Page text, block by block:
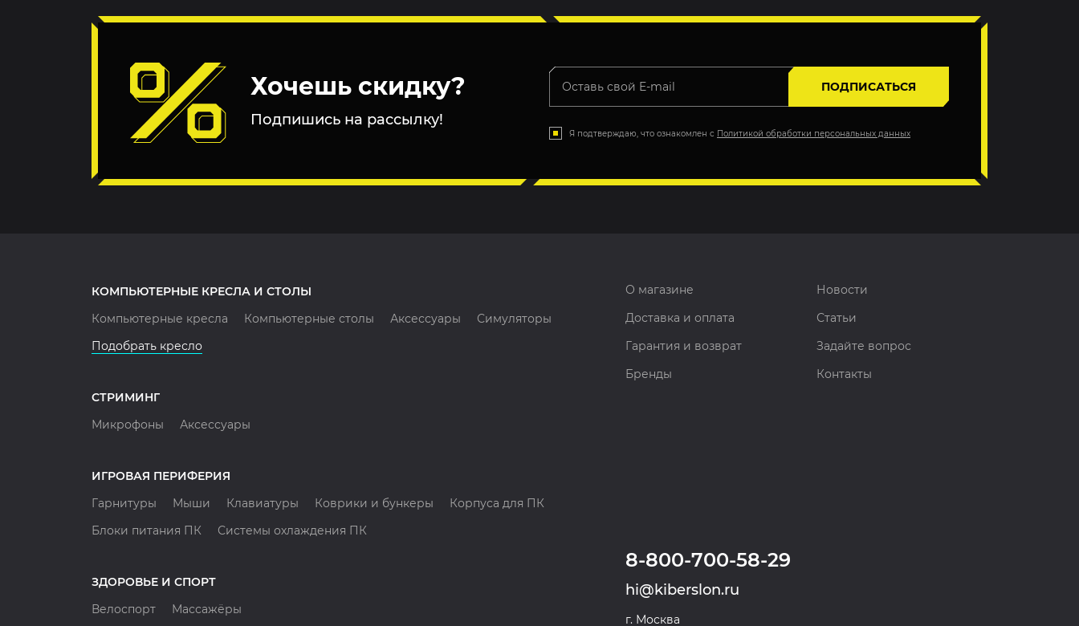
Хочешь скидку?
Подпишись на рассылку!
ПОДПИСАТЬСЯ
Я подтверждаю, что ознакомлен с Политикой обработки персональных данных
КОМПЬЮТЕРНЫЕ КРЕСЛА И СТОЛЫ
Компьютерные кресла
Компьютерные столы Аксессуары
Симуляторы
Подобрать кресло
СТРИМИНГ
Микрофоны
Аксессуары
ИГРОВАЯ ПЕРИФЕРИЯ
Гарнитуры
Мыши Клавиатуры Коврики и бункеры
Корпуса для ПК
Блоки питания ПК
Системы охлаждения ПК
ЗДОРОВЬЕ И СПОРТ
Велоспорт
Массажёры
О магазине
Новости
Доставка и оплата
Статьи
Гарантия и возврат
Задайте вопрос
Бренды
Контакты
8-800-700-58-29
hi@kiberslon.ru
г. Москва